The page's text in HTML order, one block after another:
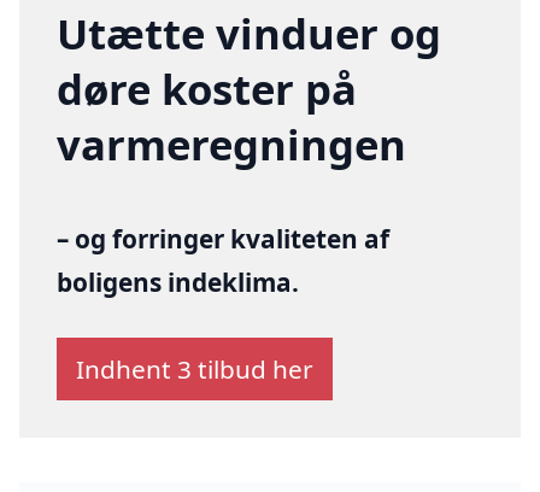
Utætte vinduer og
døre koster på
varmeregningen
– og forringer kvaliteten af
boligens indeklima.
Indhent 3 tilbud her